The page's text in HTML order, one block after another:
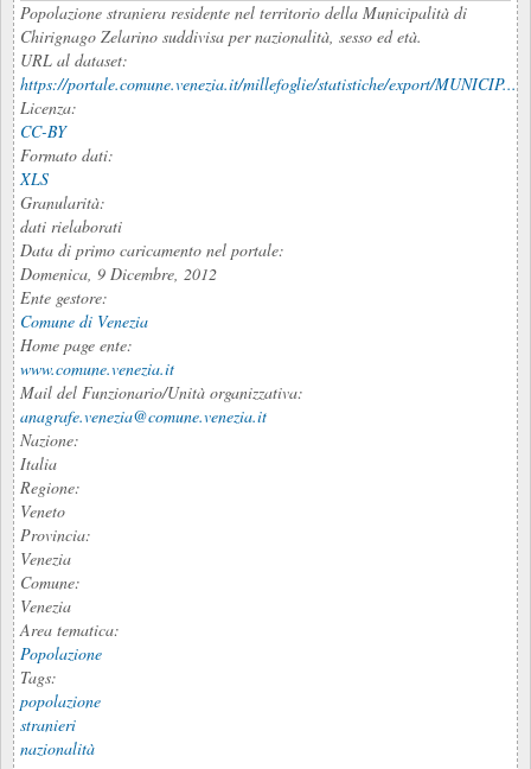
Popolazione straniera residente nel territorio della Municipalità di
Chirignago Zelarino suddivisa per nazionalità, sesso ed età.
URL al dataset:
https://portale.comune.venezia.it/millefoglie/statistiche/export/MUNICIP...
Licenza:
CC-BY
Formato dati:
XLS
Granularità:
dati rielaborati
Data di primo caricamento nel portale:
Domenica, 9 Dicembre, 2012
Ente gestore:
Comune di Venezia
Home page ente:
www.comune.venezia.it
Mail del Funzionario/Unità organizzativa:
anagrafe.venezia@comune.venezia.it
Nazione:
Italia
Regione:
Veneto
Provincia:
Venezia
Comune:
Venezia
Area tematica:
Popolazione
Tags:
popolazione
stranieri
nazionalità